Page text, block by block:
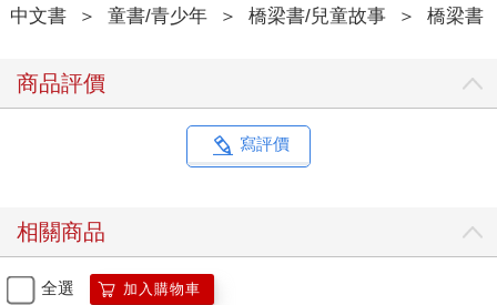
中文書 ＞ 童書/青少年 ＞ 橋梁書/兒童故事 ＞ 橋梁書
商品評價
寫評價
相關商品
全選 加入購物車